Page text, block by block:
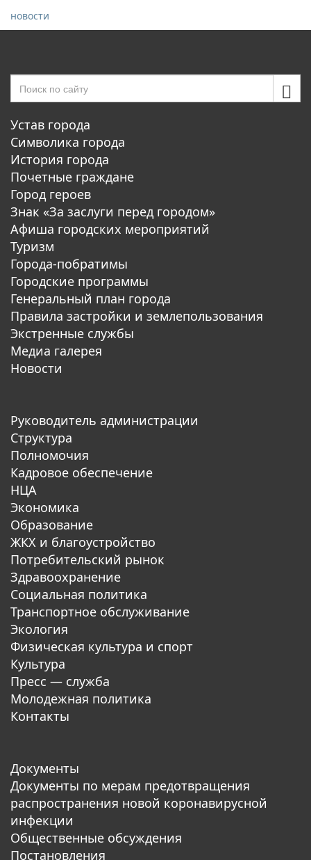
новости
Устав города
Символика города
История города
Почетные граждане
Город героев
Знак «За заслуги перед городом»
Афиша городских мероприятий
Туризм
Города-побратимы
Городские программы
Генеральный план города
Правила застройки и землепользования
Экстренные службы
Медиа галерея
Новости
Руководитель администрации
Структура
Полномочия
Кадровое обеспечение
НЦА
Экономика
Образование
ЖКХ и благоустройство
Потребительский рынок
Здравоохранение
Социальная политика
Транспортное обслуживание
Экология
Физическая культура и спорт
Культура
Пресс — служба
Молодежная политика
Контакты
Документы
Документы по мерам предотвращения
распространения новой коронавирусной
инфекции
Общественные обсуждения
Постановления